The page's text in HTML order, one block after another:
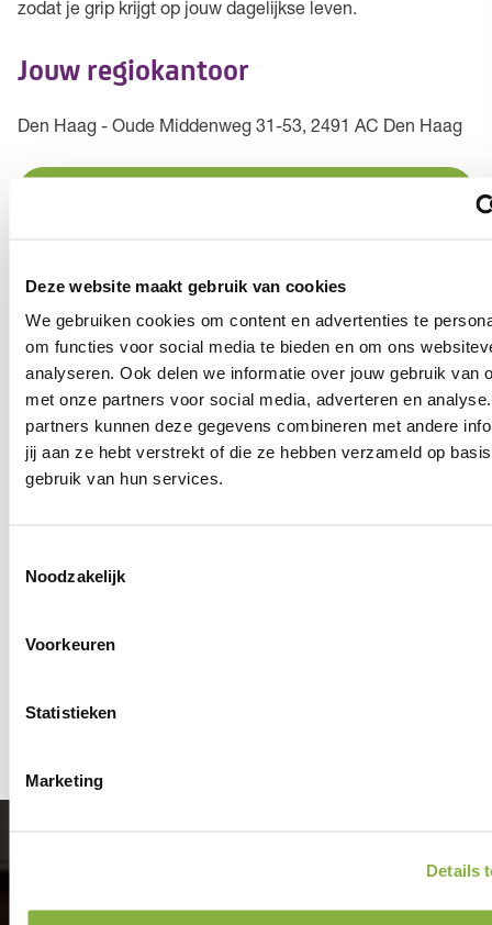
Deze website maakt gebruik van cookies
We gebruiken cookies om content en advertenties te
om functies voor social media te bieden en om ons
analyseren. Ook delen we informatie over jouw gebruik van
met onze partners voor social media, adverteren en
partners kunnen deze gegevens combineren met andere
jij aan ze hebt verstrekt of die ze hebben verzameld op
gebruik van hun services.
Noodzakelijk
Voorkeuren
Statistieken
Marketing
Details
zodat je grip krijgt op jouw dagelijkse leven.
Jouw regiokantoor
Den Haag - Oude Middenweg 31-53, 2491 AC Den Haag
Zorgmoment wijzigen
Planbureau
070-2055885
Mail